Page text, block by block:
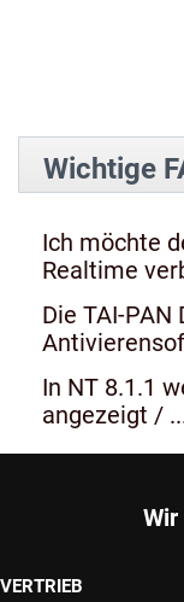
Wichtige
Ich möchte
Realtime
Die TAI-PAN
In NT 8.1.1
angezeigt /
Wir
VERTRIEB